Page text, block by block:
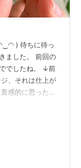
) 待ちに待っ
ました。 前回の
でしたね。 ↓前
、それは仕上が
感的に思ったの
実際に送って下
真を見て、「爪
した。 然し実
ません。 カメラ
や長さが違って